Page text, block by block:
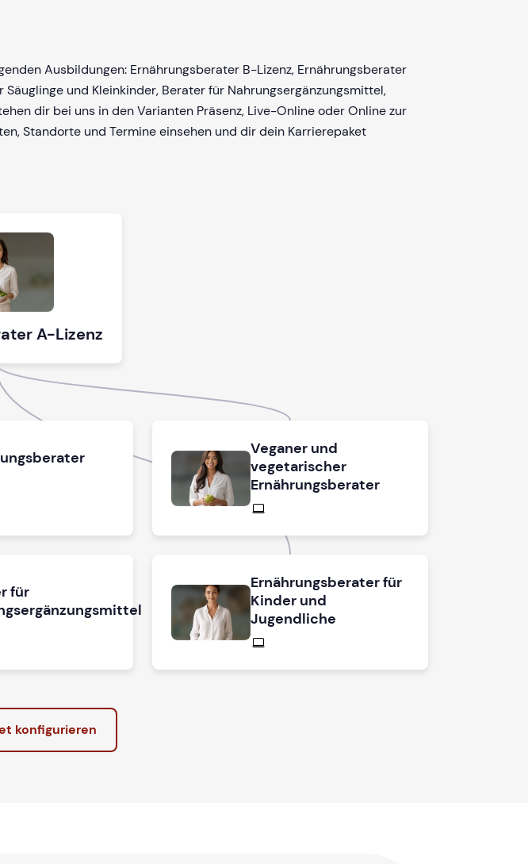
Ausbildungen: Ernährungsberater B-Lizenz, Ernährungsberater
und Kleinkinder, Berater für Nahrungsergänzungsmittel,
dir bei uns in den Varianten Präsenz, Live-Online oder Online zur
Standorte und Termine einsehen und dir dein Karrierepaket
A-Lizenz
Veganer und
vegetarischer
Ernährungsberater
für
Ernährungsberater für
Kinder und
Jugendliche
konfigurieren